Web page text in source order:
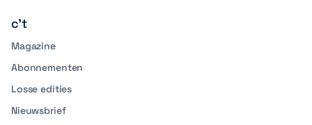
c't
Magazine
Abonnementen
Losse edities
Nieuwsbrief